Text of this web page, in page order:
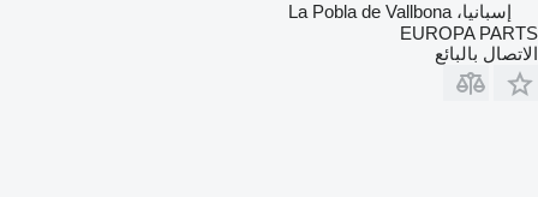
إسبانيا، La Pobla de Vallbona
EUROPA PARTS
الاتصال بالبائع